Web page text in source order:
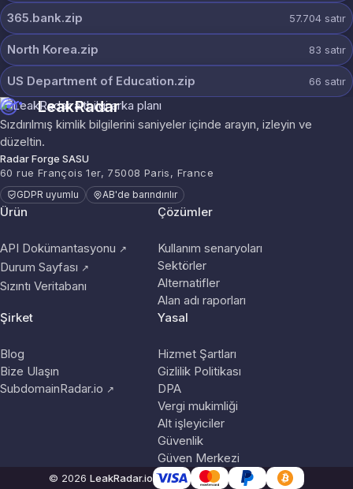
365.bank.zip 57.704 satır
North Korea.zip 83 satır
US Department of Education.zip 66 satır
LeakRadar
Sızdırılmış kimlik bilgilerini saniyeler içinde arayın, izleyin ve
düzeltin.
Radar Forge SASU
60 rue François 1er, 75008 Paris, France
GDPR uyumlu AB'de barındırılır
Ürün
API Dokümantasyonu ↗
Durum Sayfası ↗
Sızıntı Veritabanı
Çözümler
Kullanım senaryoları
Sektörler
Alternatifler
Alan adı raporları
Şirket
Blog
Bize Ulaşın
SubdomainRadar.io ↗
Yasal
Hizmet Şartları
Gizlilik Politikası
DPA
Vergi mukimliği
Alt işleyiciler
Güvenlik
Güven Merkezi
© 2026 LeakRadar.io